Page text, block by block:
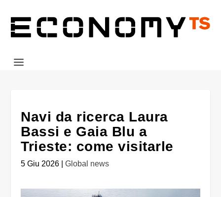
Navi da ricerca Laura
Bassi e Gaia Blu a
Trieste: come visitarle
5 Giu 2026 |Global news